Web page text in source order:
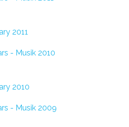
2011
- Musik 2010
2010
- Musik 2009